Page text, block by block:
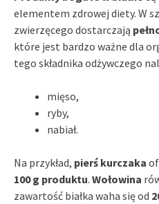
elementem zdrowej diety. W
zwierzęcego dostarczają
które jest bardzo ważne dla
tego składnika odżywczego
mięso,
ryby,
nabiał.
Na przykład, pierś kurczaka
100 g produktu. Wołowina
zawartość białka waha się od